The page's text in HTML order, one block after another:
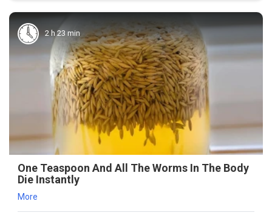
2 h 23 min
One Teaspoon And All The Worms In The Body
Die Instantly
More